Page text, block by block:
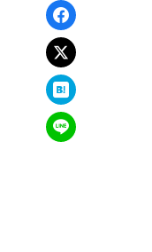
Facebook
xでポスト
はてなブ
LINEで送る